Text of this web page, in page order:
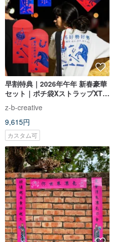
早割特典｜2026年午年 新春豪華
セット｜ポチ袋XストラップXTシ
ャツX春聯
z-b-creative
9,615円
カスタム可